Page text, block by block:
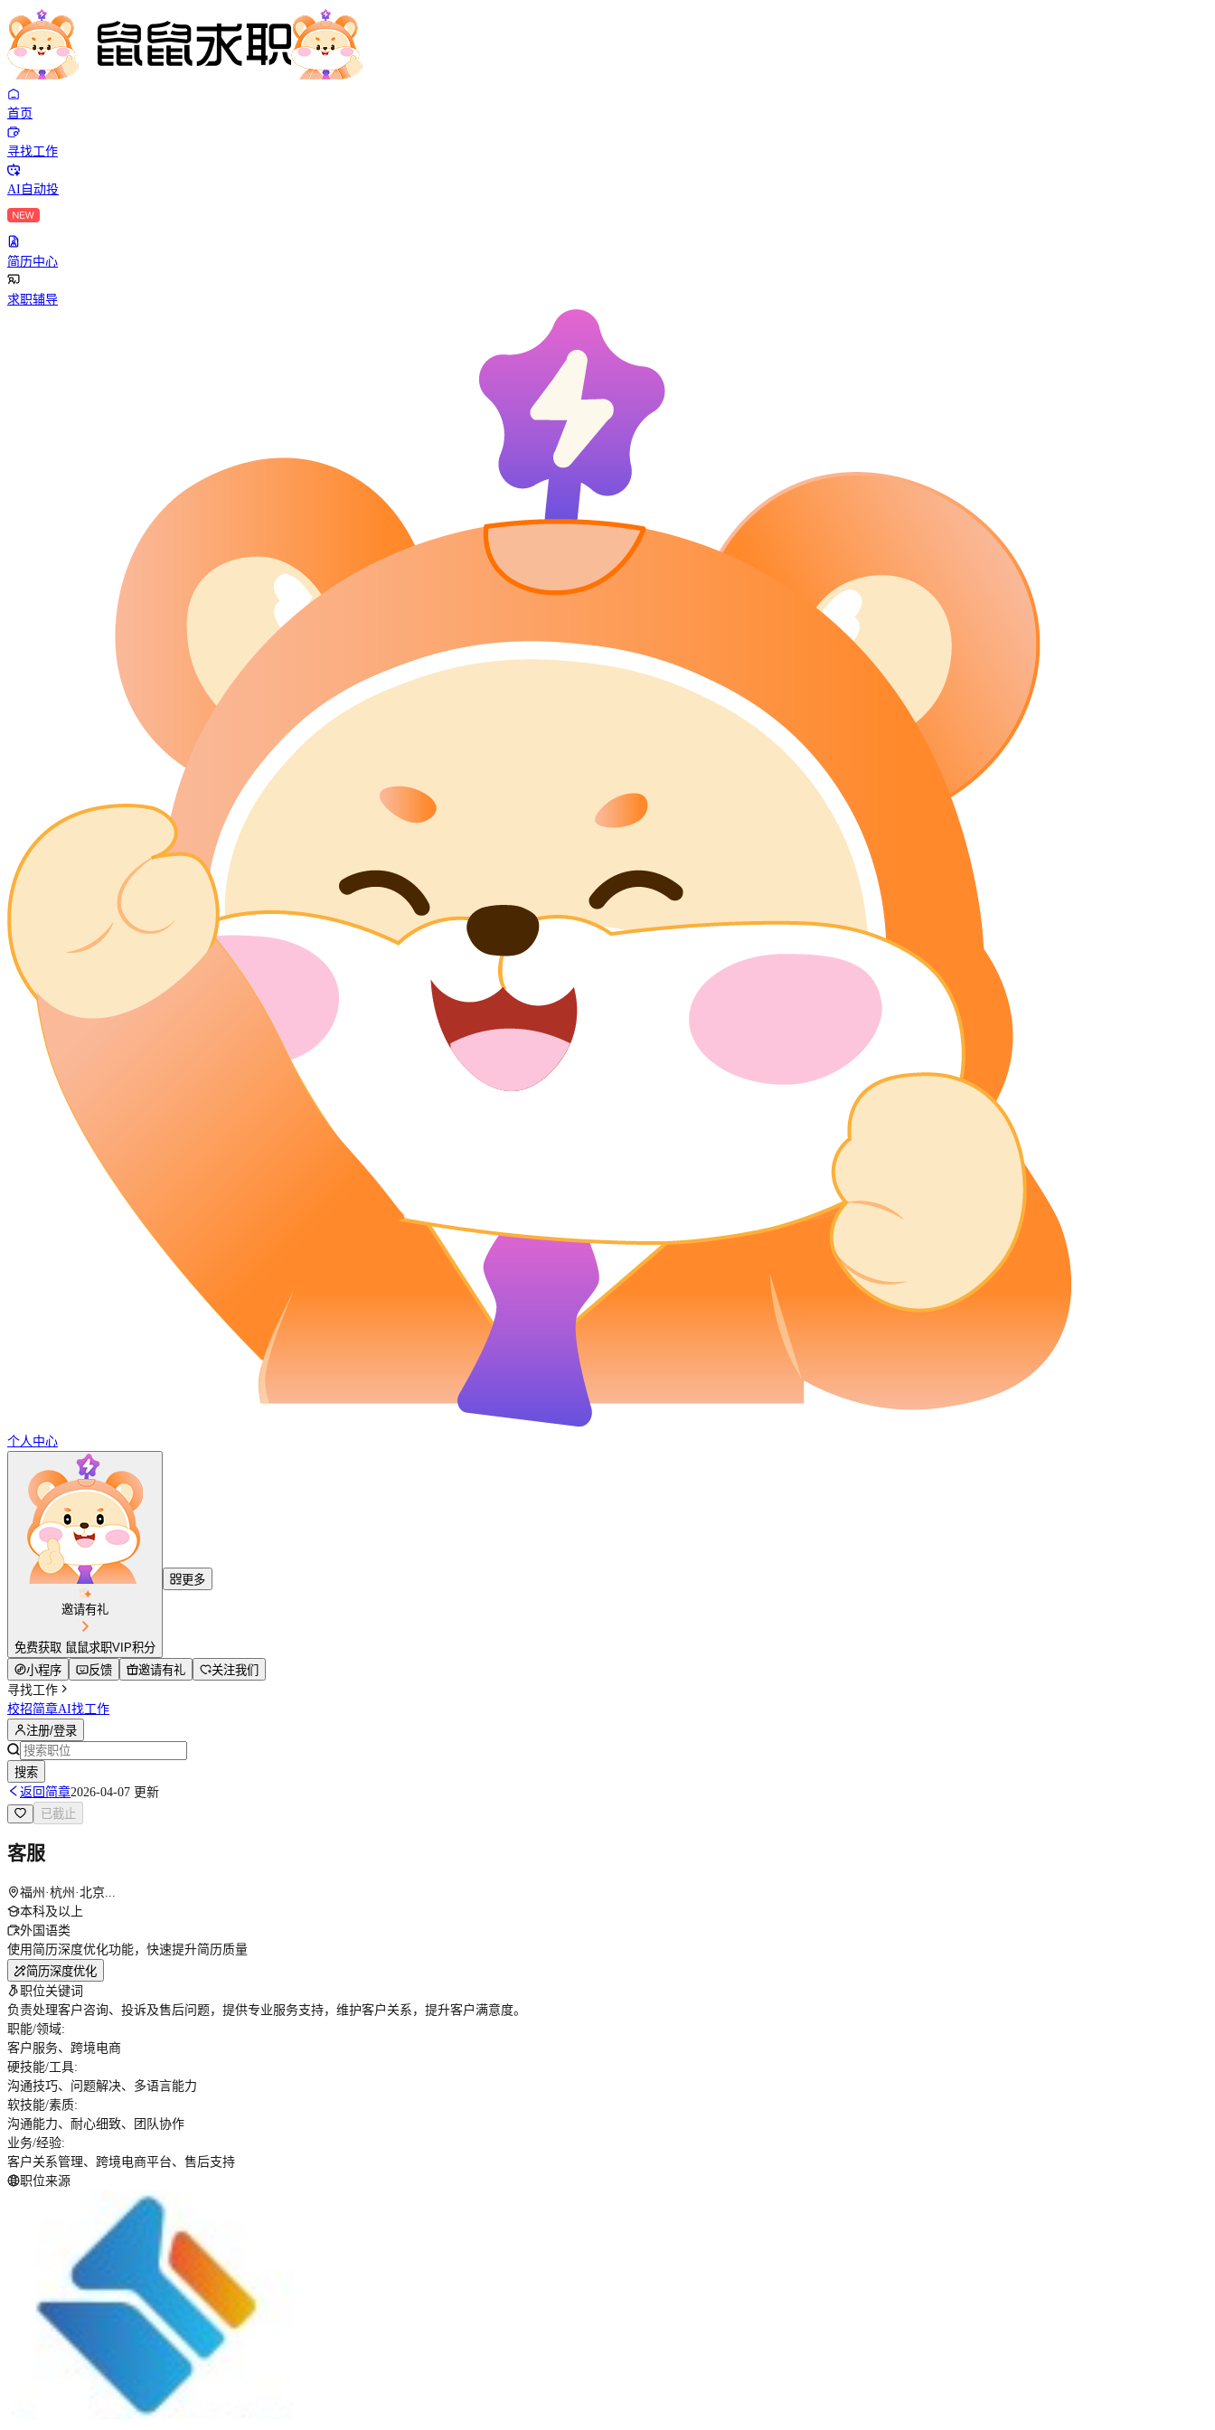
首页
寻找工作
AI自动投
简历中心
求职辅导
个人中心
邀请有礼
免费获取 鼠鼠求职VIP积分
更多
小程序 反馈 邀请有礼
关注我们
寻找工作
校招简章AI找工作
注册/登录
搜索
返回简章2026-04-07 更新
已截止
客服
福州·杭州·北京...
本科及以上
外国语类
使用简历深度优化功能，快速提升简历质量
简历深度优化
职位关键词
负责处理客户咨询、投诉及售后问题，提供专业服务支持，维护客户关系，提升客户满意度。
职能/领域:
客户服务、跨境电商
硬技能/工具:
沟通技巧、问题解决、多语言能力
软技能/素质:
沟通能力、耐心细致、团队协作
业务/经验:
客户关系管理、跨境电商平台、售后支持
职位来源